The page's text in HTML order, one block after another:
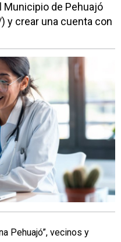
Municipio de Pehuajó
y crear una cuenta con
Pehuajó”, vecinos y